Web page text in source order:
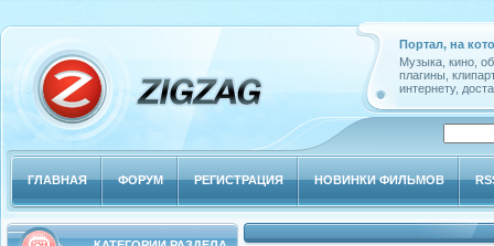
Портал, на
Музыка, кино,
плагины,
интернету,
ГЛАВНАЯ ФОРУМ РЕГИСТРАЦИЯ НОВИНКИ ФИЛЬМОВ